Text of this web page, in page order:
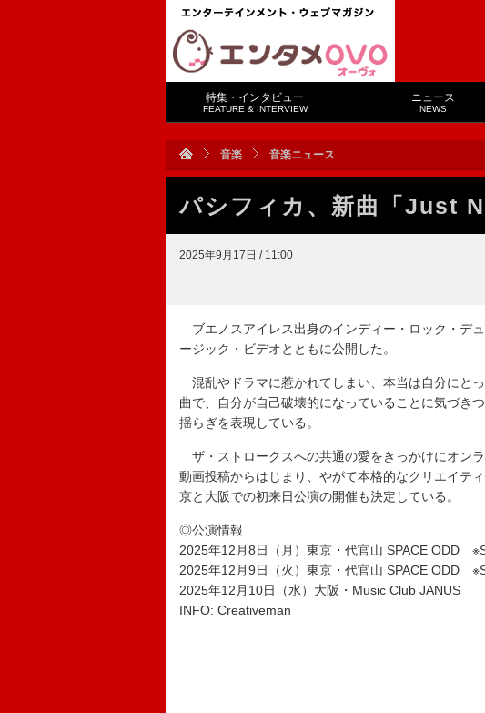
特集・インタビュー
FEATURE & INTERVIEW
ニュース
NEWS
音楽 音楽ニュース
パシフィカ、新曲「Just
2025年9月17日 / 11:00
ブエノスアイレス出身のインディー・ロック・デ
ージック・ビデオとともに公開した。
混乱やドラマに惹かれてしまい、本当は自分にと
曲で、自分が自己破壊的になっていることに気づき
揺らぎを表現している。
ザ・ストロークスへの共通の愛をきっかけにオン
動画投稿からはじまり、やがて本格的なクリエイテ
京と大阪での初来日公演の開催も決定している。
◎公演情報
2025年12月8日（月）東京・代官山 SPACE ODD
2025年12月9日（火）東京・代官山 SPACE ODD
2025年12月10日（水）大阪・Music Club JANUS
INFO: Creativeman